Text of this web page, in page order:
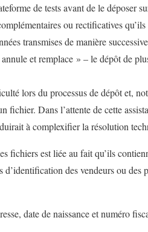
de tests avant de le déposer
ou rectificatives
transmises de manière
et remplace » – le dépôt de
lors du processus de dépôt et,
fichier. Dans l’attente de cette
à complexifier la résolution
fichiers est liée au fait qu’ils
des vendeurs ou des
date de naissance et numéro